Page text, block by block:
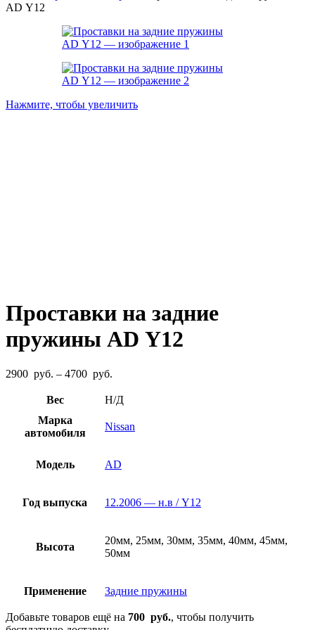
AD Y12
Нажмите, чтобы увеличить
Проставки на задние
пружины AD Y12
2900 руб. – 4700 руб.
2900
–
Вес
Н/Д
Марка
автомобиля
Nissan
Модель AD
Год выпуска 12.2006 — н.в / Y12
Высота
20мм, 25мм, 30мм, 35мм, 40мм, 45мм,
50мм
Применение Задние пружины
Добавьте товаров ещё на 700 руб., чтобы получить